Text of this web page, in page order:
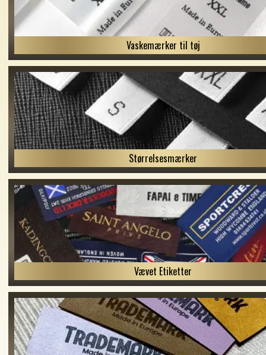
Vaskemærker til tøj
Størrelsesmærker
Vævet Etiketter